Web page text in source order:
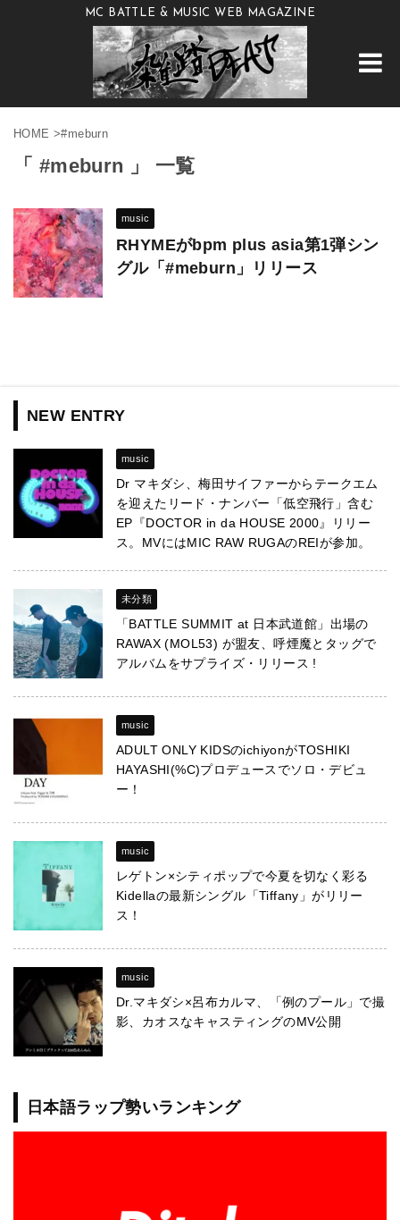
MC BATTLE & MUSIC WEB MAGAZINE
HOME >#meburn
「 #meburn 」 一覧
music
RHYMEがbpm plus asia第1弾シン
グル「#meburn」リリース
NEW ENTRY
music
Dr マキダシ、梅田サイファーからテークエム
を迎えたリード・ナンバー「低空飛行」含む
EP『DOCTOR in da HOUSE 2000』リリー
ス。MVにはMIC RAW RUGAのREIが参加。
未分類
「BATTLE SUMMIT at 日本武道館」出場の
RAWAX (MOL53) が盟友、呼煙魔とタッグで
アルバムをサプライズ・リリース !
music
ADULT ONLY KIDSのichiyonがTOSHIKI
HAYASHI(%C)プロデュースでソロ・デビュ
ー！
music
レゲトン×シティポップで今夏を切なく彩る
Kidellaの最新シングル「Tiffany」がリリー
ス！
music
Dr.マキダシ×呂布カルマ、「例のプール」で撮
影、カオスなキャスティングのMV公開
日本語ラップ勢いランキング